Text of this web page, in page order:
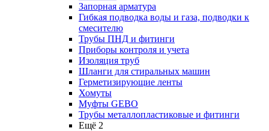
Запорная арматура
Гибкая подводка воды и газа, подводки к
смесителю
Трубы ПНД и фитинги
Приборы контроля и учета
Изоляция труб
Шланги для стиральных машин
Герметизирующие ленты
Хомуты
Муфты GEBO
Трубы металлопластиковые и фитинги
Ещё 2